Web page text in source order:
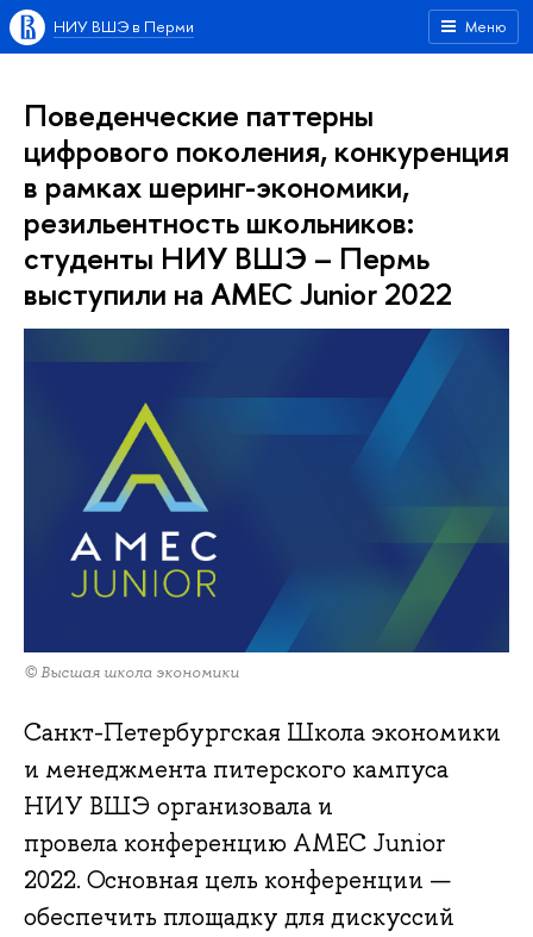
Меню
НИУ ВШЭ в Перми
Поведенческие паттерны
цифрового поколения, конкуренция
в рамках шеринг-экономики,
резильентность школьников:
студенты НИУ ВШЭ – Пермь
выступили на AMEC Junior 2022
© Высшая школа экономики
Санкт-Петербургская Школа экономики
и менеджмента питерского кампуса
НИУ ВШЭ организовала и
провела конференцию AMEC Junior
2022. Основная цель конференции —
обеспечить площадку для дискуссий